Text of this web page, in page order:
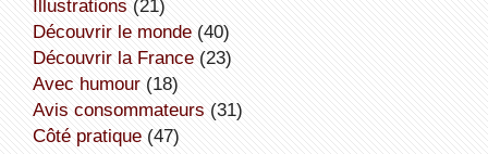
illustrations (21)
découvrir le monde(40)
découvrir la France(23)
avec humour(18)
avis consommateurs (31)
côté pratique(47)